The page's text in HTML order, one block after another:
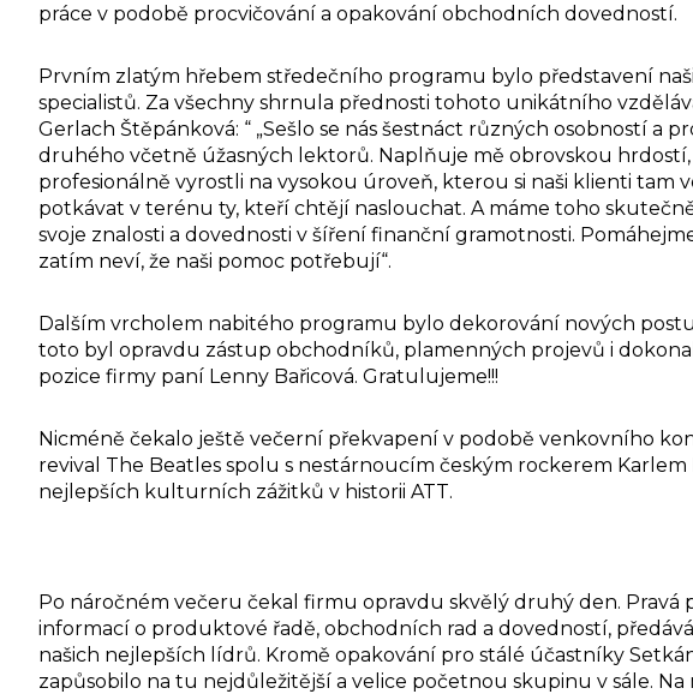
práce v podobě procvičování a opakování obchodních dovedností.
Prvním zlatým hřebem středečního programu bylo představení
specialistů. Za všechny shrnula přednosti tohoto unikátního
Gerlach Štěpánková: “ „Sešlo se nás šestnáct různých osobností a
druhého včetně úžasných lektorů. Naplňuje mě obrovskou hrdostí,
profesionálně vyrostli na vysokou úroveň, kterou si naši klienti tam
potkávat v terénu ty, kteří chtějí naslouchat. A máme toho
svoje znalosti a dovednosti v šíření finanční gramotnosti.
zatím neví, že naši pomoc potřebují“.
Dalším vrcholem nabitého programu bylo dekorování nových
toto byl opravdu zástup obchodníků, plamenných projevů i
pozice firmy paní Lenny Bařicová. Gratulujeme!!!
Nicméně čekalo ještě večerní překvapení v podobě venkovního
revival The Beatles spolu s nestárnoucím českým rockerem
nejlepších kulturních zážitků v historii ATT.
Po náročném večeru čekal firmu opravdu skvělý druhý den. Pravá
informací o produktové řadě, obchodních rad a dovedností,
našich nejlepších lídrů. Kromě opakování pro stálé účastníky
zapůsobilo na tu nejdůležitější a velice početnou skupinu v sále.